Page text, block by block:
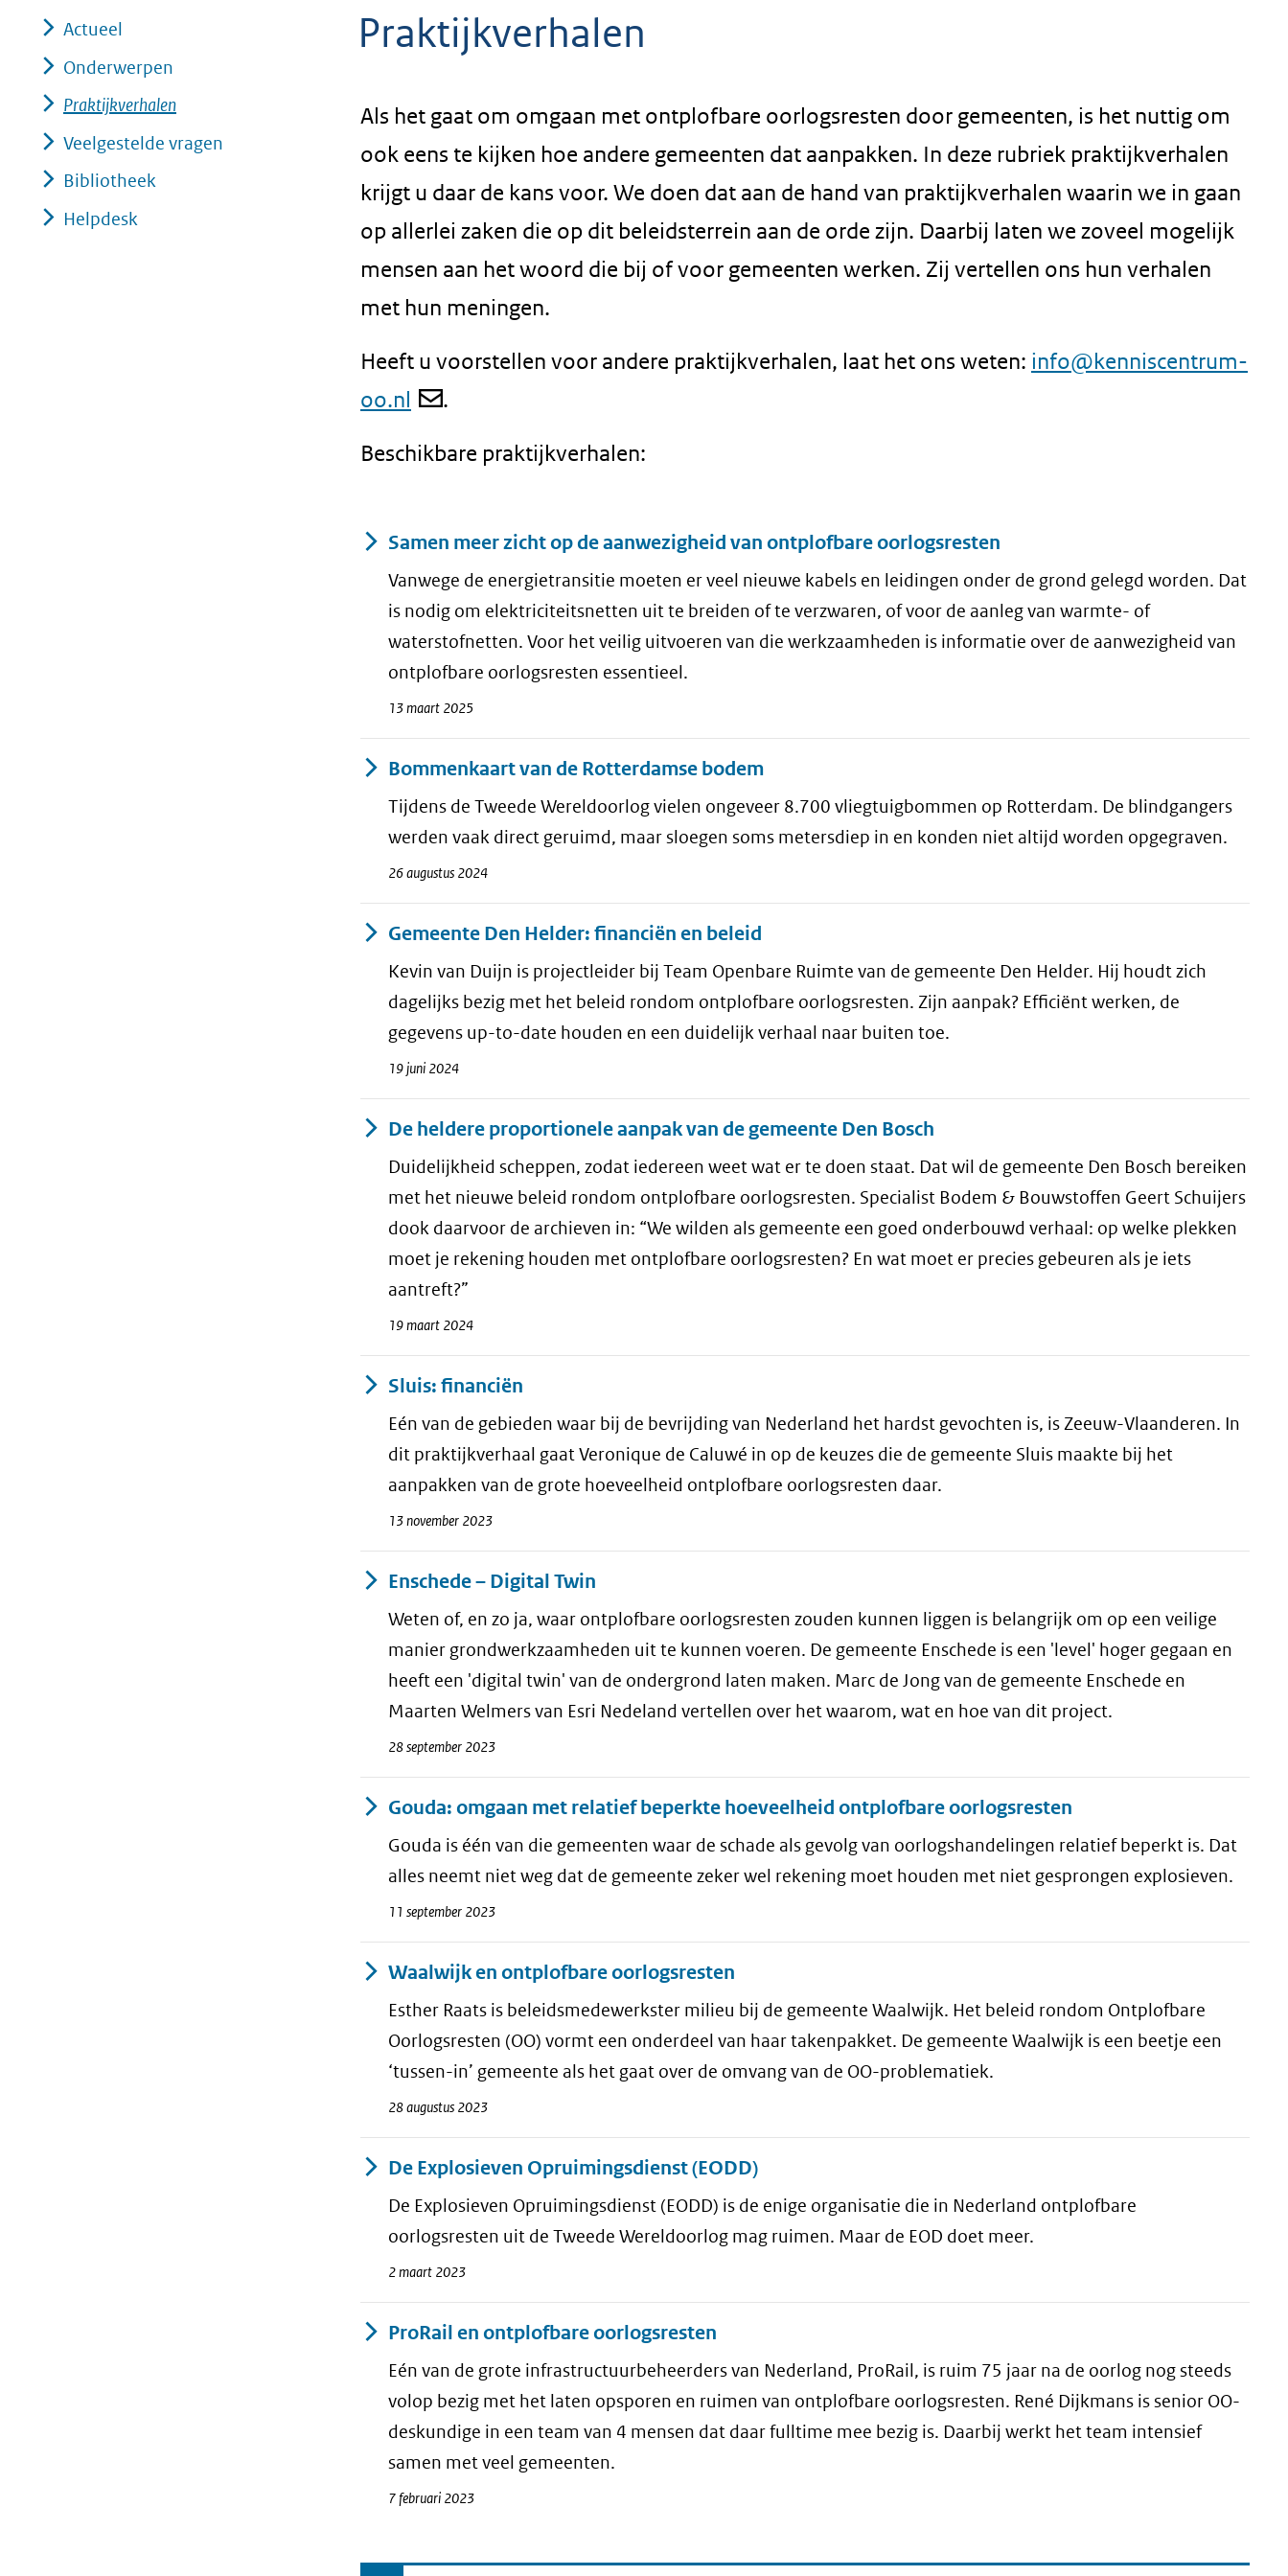
Praktijkverhalen
Als het gaat om omgaan met ontplofbare oorlogsresten door gemeenten, is het nuttig om
ook eens te kijken hoe andere gemeenten dat aanpakken. In deze rubriek praktijkverhalen
krijgt u daar de kans voor. We doen dat aan de hand van praktijkverhalen waarin we in gaan
op allerlei zaken die op dit beleidsterrein aan de orde zijn. Daarbij laten we zoveel mogelijk
mensen aan het woord die bij of voor gemeenten werken. Zij vertellen ons hun verhalen
met hun meningen.
Heeft u voorstellen voor andere praktijkverhalen, laat het ons weten: info@kenniscentrum-
oo.nl
.
Beschikbare praktijkverhalen:
Resultaten
Samen meer zicht op de aanwezigheid van ontplofbare oorlogsresten
Vanwege de energietransitie moeten er veel nieuwe kabels en leidingen onder de grond gelegd worden. Dat
is nodig om elektriciteitsnetten uit te breiden of te verzwaren, of voor de aanleg van warmte- of
waterstofnetten. Voor het veilig uitvoeren van die werkzaamheden is informatie over de aanwezigheid van
ontplofbare oorlogsresten essentieel.
13 maart 2025
Bommenkaart van de Rotterdamse bodem
Tijdens de Tweede Wereldoorlog vielen ongeveer 8.700 vliegtuigbommen op Rotterdam. De blindgangers
werden vaak direct geruimd, maar sloegen soms metersdiep in en konden niet altijd worden opgegraven.
26 augustus 2024
Gemeente Den Helder: financiën en beleid
Kevin van Duijn is projectleider bij Team Openbare Ruimte van de gemeente Den Helder. Hij houdt zich
dagelijks bezig met het beleid rondom ontplofbare oorlogsresten. Zijn aanpak? Efficiënt werken, de
gegevens up-to-date houden en een duidelijk verhaal naar buiten toe.
19 juni 2024
De heldere proportionele aanpak van de gemeente Den Bosch
Duidelijkheid scheppen, zodat iedereen weet wat er te doen staat. Dat wil de gemeente Den Bosch bereiken
met het nieuwe beleid rondom ontplofbare oorlogsresten. Specialist Bodem & Bouwstoffen Geert Schuijers
dook daarvoor de archieven in: “We wilden als gemeente een goed onderbouwd verhaal: op welke plekken
moet je rekening houden met ontplofbare oorlogsresten? En wat moet er precies gebeuren als je iets
aantreft?”
19 maart 2024
Sluis: financiën
Eén van de gebieden waar bij de bevrijding van Nederland het hardst gevochten is, is Zeeuw-Vlaanderen. In
dit praktijkverhaal gaat Veronique de Caluwé in op de keuzes die de gemeente Sluis maakte bij het
aanpakken van de grote hoeveelheid ontplofbare oorlogsresten daar.
13 november 2023
Enschede – Digital Twin
Weten of, en zo ja, waar ontplofbare oorlogsresten zouden kunnen liggen is belangrijk om op een veilige
manier grondwerkzaamheden uit te kunnen voeren. De gemeente Enschede is een 'level' hoger gegaan en
heeft een 'digital twin' van de ondergrond laten maken. Marc de Jong van de gemeente Enschede en
Maarten Welmers van Esri Nedeland vertellen over het waarom, wat en hoe van dit project.
28 september 2023
Gouda: omgaan met relatief beperkte hoeveelheid ontplofbare oorlogsresten
Gouda is één van die gemeenten waar de schade als gevolg van oorlogshandelingen relatief beperkt is. Dat
alles neemt niet weg dat de gemeente zeker wel rekening moet houden met niet gesprongen explosieven.
11 september 2023
Waalwijk en ontplofbare oorlogsresten
Esther Raats is beleidsmedewerkster milieu bij de gemeente Waalwijk. Het beleid rondom Ontplofbare
Oorlogsresten (OO) vormt een onderdeel van haar takenpakket. De gemeente Waalwijk is een beetje een
‘tussen-in’ gemeente als het gaat over de omvang van de OO-problematiek.
28 augustus 2023
De Explosieven Opruimingsdienst (EODD)
De Explosieven Opruimingsdienst (EODD) is de enige organisatie die in Nederland ontplofbare
oorlogsresten uit de Tweede Wereldoorlog mag ruimen. Maar de EOD doet meer.
2 maart 2023
ProRail en ontplofbare oorlogsresten
Eén van de grote infrastructuurbeheerders van Nederland, ProRail, is ruim 75 jaar na de oorlog nog steeds
volop bezig met het laten opsporen en ruimen van ontplofbare oorlogsresten. René Dijkmans is senior OO-
deskundige in een team van 4 mensen dat daar fulltime mee bezig is. Daarbij werkt het team intensief
samen met veel gemeenten.
7 februari 2023
Actueel
Onderwerpen
Praktijkverhalen
Veelgestelde vragen
Bibliotheek
Helpdesk